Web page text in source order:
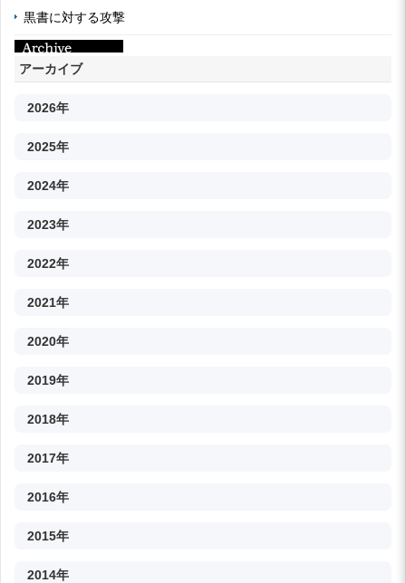
黒書に対する攻撃
アーカイブ
2026年
2025年
2024年
2023年
2022年
2021年
2020年
2019年
2018年
2017年
2016年
2015年
2014年